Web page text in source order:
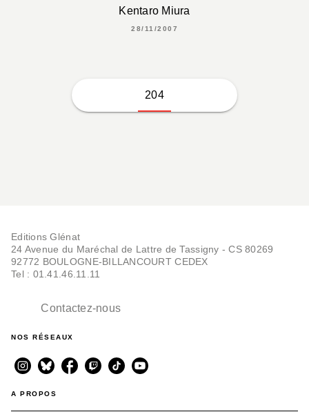
Kentaro Miura
28/11/2007
204
Editions Glénat
24 Avenue du Maréchal de Lattre de Tassigny - CS 80269
92772 BOULOGNE-BILLANCOURT CEDEX
Tel : 01.41.46.11.11
Contactez-nous
NOS RÉSEAUX
A PROPOS